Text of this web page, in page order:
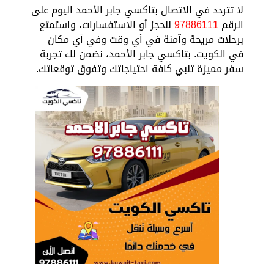
لا تتردد في الاتصال بتاكسي جابر الأحمد اليوم على
الرقم97886111للحجز أو الاستفسارات، واستمتع
برحلات مريحة وآمنة في أي وقت وفي أي مكان
في الكويت. بتاكسي جابر الأحمد، نضمن لك تجربة
سفر مميزة تلبي كافة احتياجاتك وتفوق توقعاتك.